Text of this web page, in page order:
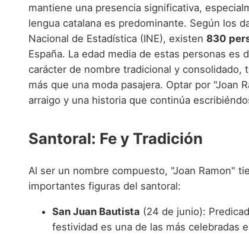
mantiene una presencia significativa,
lengua catalana es predominante. Según los
Nacional de Estadística (INE), existen 830
España. La edad media de estas personas es
carácter de nombre tradicional y consolidado,
más que una moda pasajera. Optar por "Joan
arraigo y una historia que continúa
Santoral: Fe y Tradición
Al ser un nombre compuesto, "Joan Ramon"
importantes figuras del santoral:
San Juan Bautista (24 de junio):
festividad es una de las más celebradas